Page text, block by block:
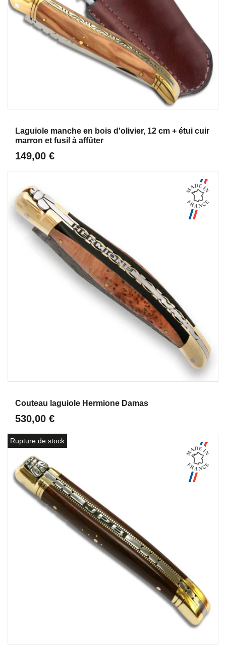
Laguiole manche en bois d'olivier, 12 cm + étui cuir
marron et fusil à affûter
149,00 €
Couteau laguiole Hermione Damas
530,00 €
Rupture de stock